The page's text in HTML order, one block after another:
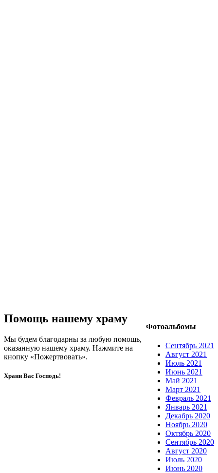
Фотоальбомы
Сентябрь 2021
Август 2021
Июль 2021
Июнь 2021
Май 2021
Март 2021
Февраль 2021
Январь 2021
Декабрь 2020
Ноябрь 2020
Октябрь 2020
Сентябрь 2020
Август 2020
Июль 2020
Июнь 2020
Помощь нашему храму
Мы будем благодарны за любую помощь,
оказанную нашему храму. Нажмите на
кнопку «Пожертвовать».
Храни Вас Господь!